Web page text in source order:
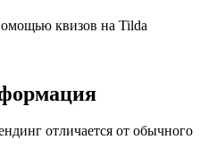
квизов на Tilda
отличается от обычного